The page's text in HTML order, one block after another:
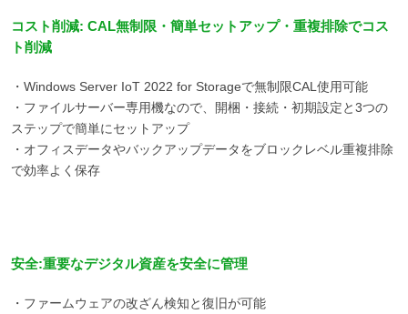
コスト削減: CAL無制限・簡単セットアップ・重複排除でコス
ト削減
・Windows Server IoT 2022 for Storageで無制限CAL使用可能
・ファイルサーバー専用機なので、開梱・接続・初期設定と3つの
ステップで簡単にセットアップ
・オフィスデータやバックアップデータをブロックレベル重複排除
で効率よく保存
安全:重要なデジタル資産を安全に管理
・ファームウェアの改ざん検知と復旧が可能